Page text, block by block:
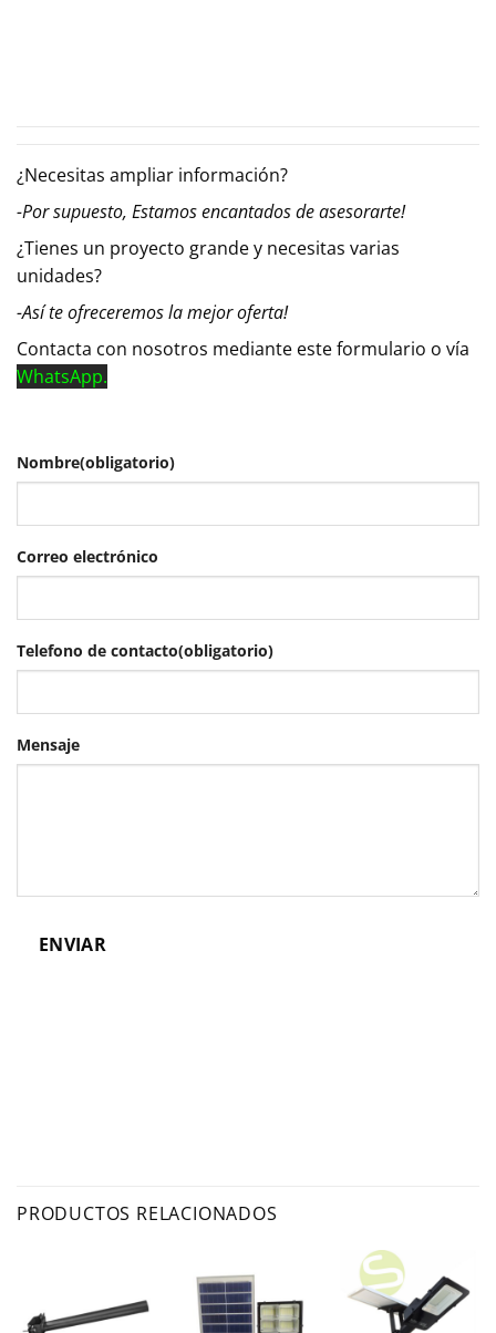
¿Necesitas ampliar información?
-Por supuesto, Estamos encantados de asesorarte!
¿Tienes un proyecto grande y necesitas varias
unidades?
-Así te ofreceremos la mejor oferta!
Contacta con nosotros mediante este formulario o vía
WhatsApp.
Nombre(obligatorio)
Correo electrónico
Telefono de contacto(obligatorio)
Mensaje
ENVIAR
PRODUCTOS RELACIONADOS